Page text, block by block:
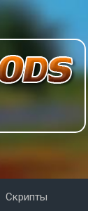
Скрипты